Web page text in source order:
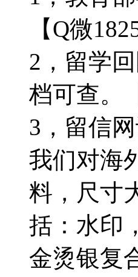
【Q微
2，留学
档可查。
3，留信
我们对海
料，尺寸
括：水印
金烫银复